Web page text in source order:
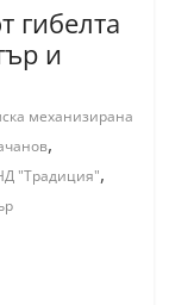
гибелта
и
механизирана
,
"Традиция",